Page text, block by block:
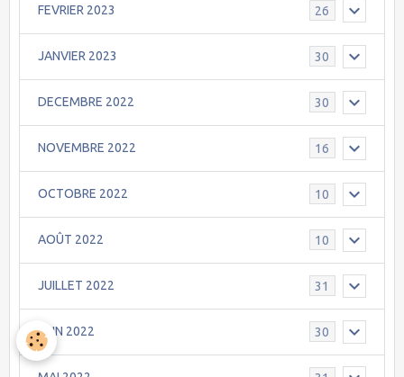
FEVRIER 2023 26
JANVIER 2023 30
DECEMBRE 2022 30
NOVEMBRE 2022 16
OCTOBRE 2022 10
AOÛT 2022 10
JUILLET 2022 31
JUIN 2022 30